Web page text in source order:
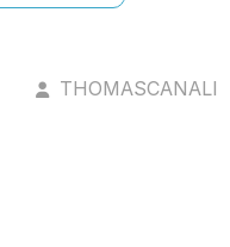
THOMASCANALI